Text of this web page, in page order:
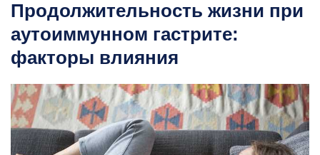
Продолжительность жизни при
аутоиммунном гастрите:
факторы влияния